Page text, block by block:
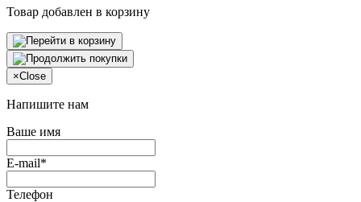
Товар добавлен в корзину
×Close
Напишите нам
Ваше имя
E-mail*
Телефон